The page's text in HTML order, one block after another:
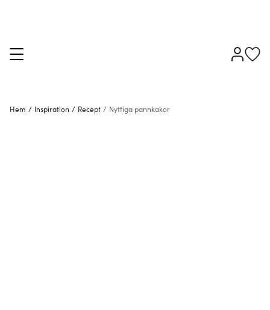
Hem / Inspiration / Recept / Nyttiga pannkakor